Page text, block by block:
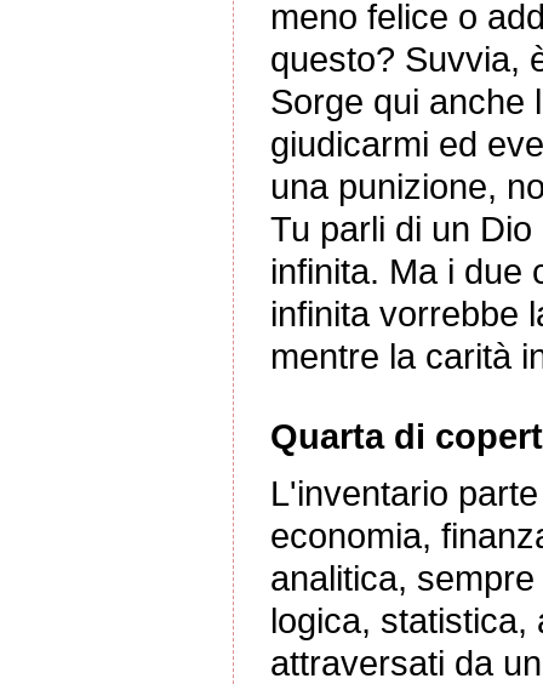
meno felice o
questo? Suvvia,
Sorge qui anche
giudicarmi ed
una punizione,
Tu parli di un
infinita. Ma i due
infinita vorrebbe
mentre la carità
Quarta di
L'inventario
economia,
analitica,
logica, statistica,
attraversati da